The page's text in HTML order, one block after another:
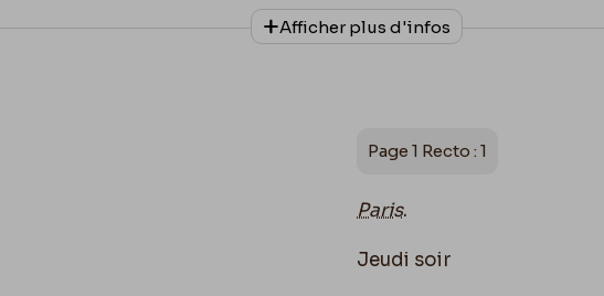
Collationnage
Autographe
Afficher plus d'infos
Page 1 Recto : 1
Paris.
Jeudi soir